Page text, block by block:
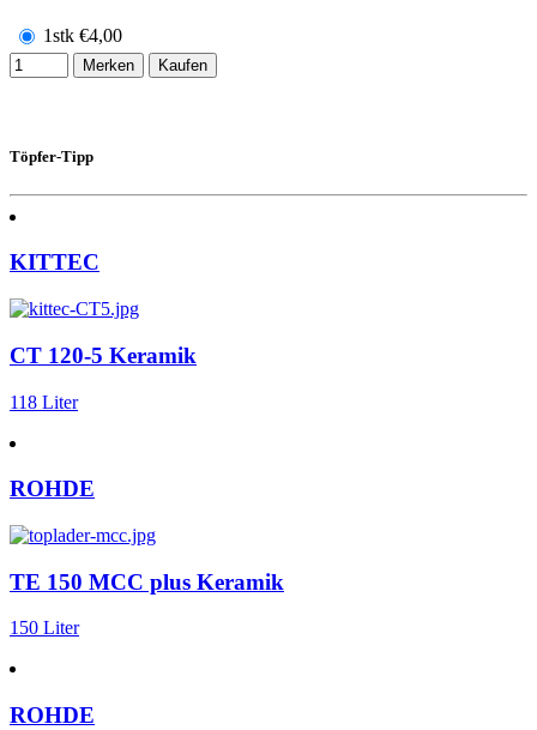
1stk €4,00
Merken Kaufen
Töpfer-Tipp
KITTEC
CT 120-5 Keramik
118 Liter
ROHDE
TE 150 MCC plus Keramik
150 Liter
ROHDE